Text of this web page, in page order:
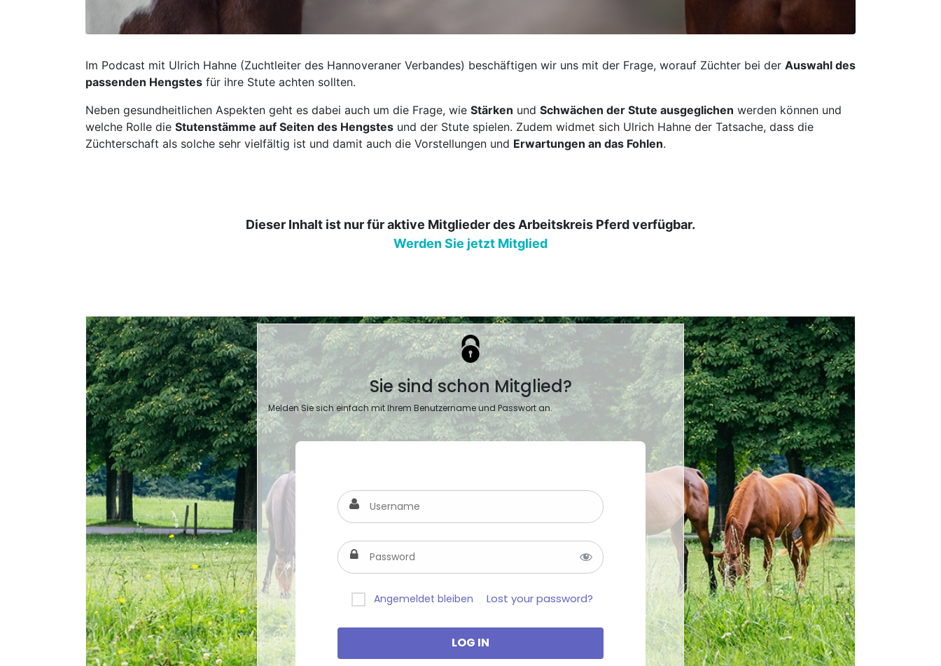
Im Podcast mit Ulrich Hahne (Zuchtleiter des Hannoveraner Verbandes) beschäftigen wir uns mit der Frage, worauf Züchter bei der Auswahl des
passenden Hengstes für ihre Stute achten sollten.
Neben gesundheitlichen Aspekten geht es dabei auch um die Frage, wie Stärken und Schwächen der Stute ausgeglichen werden können und
welche Rolle die Stutenstämme auf Seiten des Hengstes und der Stute spielen. Zudem widmet sich Ulrich Hahne der Tatsache, dass die
Züchterschaft als solche sehr vielfältig ist und damit auch die Vorstellungen und Erwartungen an das Fohlen.
Dieser Inhalt ist nur für aktive Mitglieder des Arbeitskreis Pferd verfügbar.
Werden Sie jetzt Mitglied
Sie sind schon Mitglied?
Melden Sie sich einfach mit Ihrem Benutzername und Passwort an.
Angemeldet bleiben Lost your password?